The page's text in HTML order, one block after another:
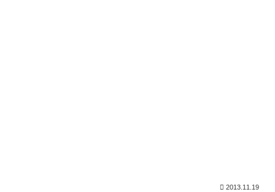
2013.11.19